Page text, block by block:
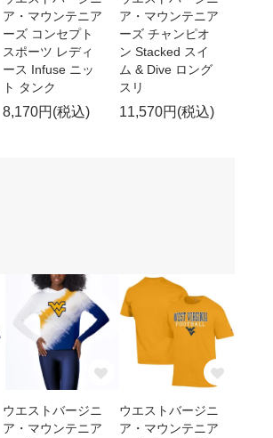
ア・マウンテニア
ーズ コンセプト
スポーツ レディ
ース Infuse ニッ
ト タンク
8,170円(税込)
ア・マウンテニア
ーズ チャンピオ
ン Stacked スイ
ム & Dive ロング
スリ
11,570円(税込)
ウエストバージニ
ア・マウンテニア
ウエストバージニ
ア・マウンテニア